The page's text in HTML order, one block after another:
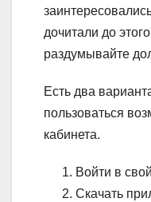
дочитали до
раздумывайте
Есть два
пользоваться
кабинета.
Войти в
Скачать